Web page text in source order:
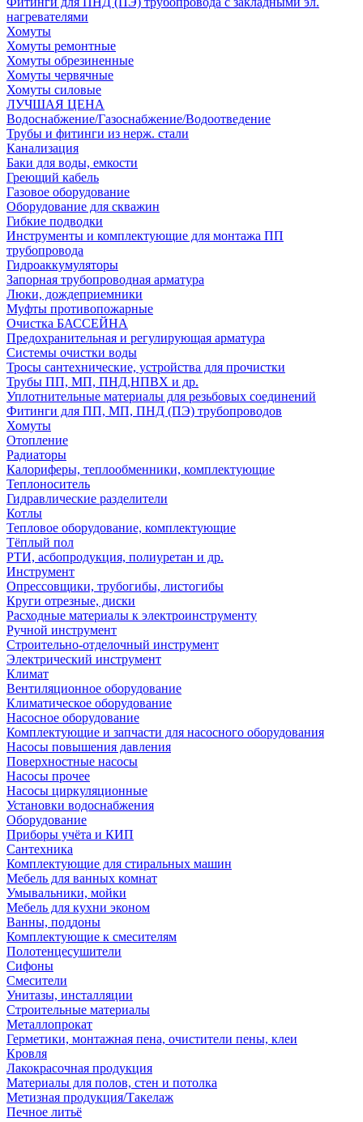
нагревателями
Хомуты
Хомуты ремонтные
Хомуты обрезиненные
Хомуты червячные
Хомуты силовые
ЛУЧШАЯ ЦЕНА
Водоснабжение/Газоснабжение/Водоотведение
Трубы и фитинги из нерж. стали
Канализация
Баки для воды, емкости
Греющий кабель
Газовое оборудование
Оборудование для скважин
Гибкие подводки
Инструменты и комплектующие для монтажа ПП
трубопровода
Гидроаккумуляторы
Запорная трубопроводная арматура
Люки, дождеприемники
Муфты противопожарные
Очистка БАССЕЙНА
Предохранительная и регулирующая арматура
Системы очистки воды
Тросы сантехнические, устройства для прочистки
Трубы ПП, МП, ПНД,НПВХ и др.
Уплотнительные материалы для резьбовых соединений
Фитинги для ПП, МП, ПНД (ПЭ) трубопроводов
Хомуты
Отопление
Радиаторы
Калориферы, теплообменники, комплектующие
Теплоноситель
Гидравлические разделители
Котлы
Тепловое оборудование, комплектующие
Тёплый пол
РТИ, асбопродукция, полиуретан и др.
Инструмент
Опрессовщики, трубогибы, листогибы
Круги отрезные, диски
Расходные материалы к электроинструменту
Ручной инструмент
Строительно-отделочный инструмент
Электрический инструмент
Климат
Вентиляционное оборудование
Климатическое оборудование
Насосное оборудование
Комплектующие и запчасти для насосного оборудования
Насосы повышения давления
Поверхностные насосы
Насосы прочее
Насосы циркуляционные
Установки водоснабжения
Оборудование
Приборы учёта и КИП
Сантехника
Комплектующие для стиральных машин
Мебель для ванных комнат
Умывальники, мойки
Мебель для кухни эконом
Ванны, поддоны
Комплектующие к смесителям
Полотенцесушители
Сифоны
Смесители
Унитазы, инсталляции
Строительные материалы
Металлопрокат
Герметики, монтажная пена, очистители пены, клеи
Кровля
Лакокрасочная продукция
Материалы для полов, стен и потолка
Метизная продукция/Такелаж
Печное литьё